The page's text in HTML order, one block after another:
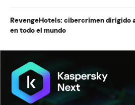
RevengeHotels: cibercrimen dirigido
en todo el mundo